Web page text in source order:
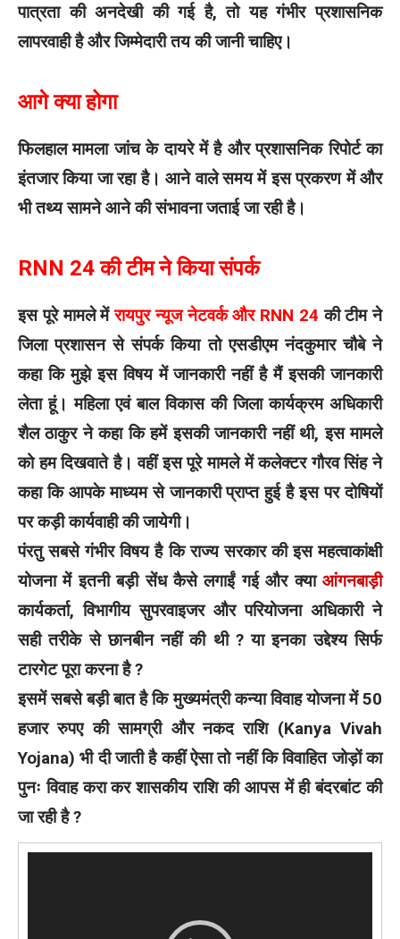
पात्रता की अनदेखी की गई है, तो यह गंभीर प्रशासनिक
लापरवाही है और जिम्मेदारी तय की जानी चाहिए।
आगे क्या होगा
फिलहाल मामला जांच के दायरे में है और प्रशासनिक रिपोर्ट का
इंतजार किया जा रहा है। आने वाले समय में इस प्रकरण में और
भी तथ्य सामने आने की संभावना जताई जा रही है।
RNN 24 की टीम ने किया संपर्क
इस पूरे मामले मेंरायपुर न्यूज नेटवर्क और RNN 24 की टीम ने
जिला प्रशासन से संपर्क किया तो एसडीएम नंदकुमार चौबे ने
कहा कि मुझे इस विषय में जानकारी नहीं है मैं इसकी जानकारी
लेता हूं। महिला एवं बाल विकास की जिला कार्यक्रम अधिकारी
शैल ठाकुर ने कहा कि हमें इसकी जानकारी नहीं थी, इस मामले
को हम दिखवाते है। वहीं इस पूरे मामले में कलेक्टर गौरव सिंह ने
कहा कि आपके माध्यम से जानकारी प्राप्त हुई है इस पर दोषियों
पर कड़ी कार्यवाही की जायेगी।
पंरतु सबसे गंभीर विषय है कि राज्य सरकार की इस महत्वाकांक्षी
योजना में इतनी बड़ी सेंध कैसे लगाईं गई और क्या आंगनबाड़ी
कार्यकर्ता, विभागीय सुपरवाइजर और परियोजना अधिकारी ने
सही तरीके से छानबीन नहीं की थी ? या इनका उद्देश्य सिर्फ
टारगेट पूरा करना है ?
इसमें सबसे बड़ी बात है कि मुख्यमंत्री कन्या विवाह योजना में 50
हजार रुपए की सामग्री और नकद राशि (Kanya Vivah
Yojana) भी दी जाती है कहीं ऐसा तो नहीं कि विवाहित जोड़ों का
पुनः विवाह करा कर शासकीय राशि की आपस में ही बंदरबांट की
जा रही है ?